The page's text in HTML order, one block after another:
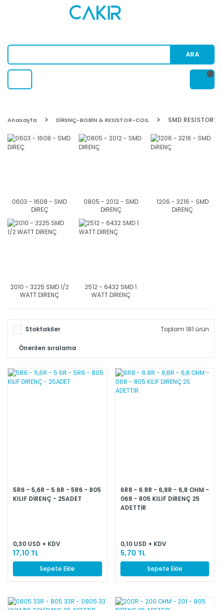
ARA
Anasayfa DİRENÇ-BOBİN & RESISTOR-COIL SMD RESISTORS
0603 - 1608 - SMD
DİREÇ
0805 - 2012 - SMD
DIRENÇ
1206 - 3216 - SMD
DiRENÇ
2010 - 3225 SMD 1/2
WATT DİRENÇ
2512 - 6432 SMD 1
WATT DİRENÇ
Stoktakiler Toplam 181 ürün
5R6 - 5,6R - 5.6R - 5R6 - 805
KILIF DİRENÇ - 25ADET
0,30 USD + KDV
17,10 TL
Sepete Ekle
6R8 - 6.8R - 6,8R - 6,8 OHM -
068 - 805 KILIF DİRENÇ 25
ADETTİR
0,10 USD + KDV
5,70 TL
Sepete Ekle